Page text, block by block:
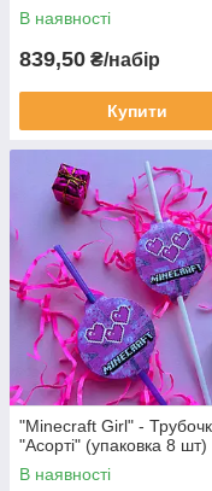
В наявності
839,50 ₴/набір
Купити
"Minecraft Girl" -
"Асорті" (упаковка 8 шт)
В наявності